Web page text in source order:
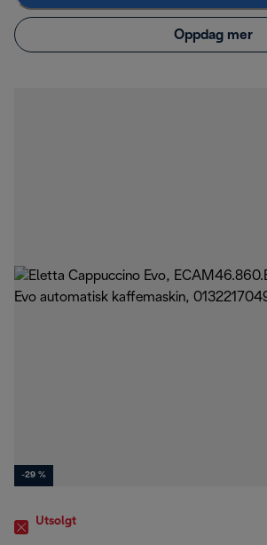
Oppdag mer
-29 %
Utsolgt